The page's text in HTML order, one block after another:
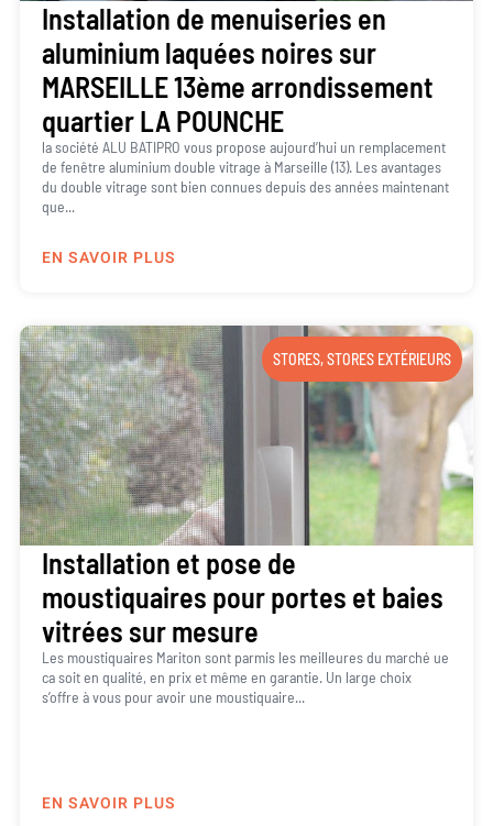
Installation de menuiseries en
aluminium laquées noires sur
MARSEILLE 13ème arrondissement
quartier LA POUNCHE
la société ALU BATIPRO vous propose aujourd’hui un remplacement
de fenêtre aluminium double vitrage à Marseille (13). Les avantages
du double vitrage sont bien connues depuis des années maintenant
que...
EN SAVOIR PLUS
STORES,STORES EXTÉRIEURS
Installation et pose de
moustiquaires pour portes et baies
vitrées sur mesure
Les moustiquaires Mariton sont parmis les meilleures du marché ue
ca soit en qualité, en prix et même en garantie. Un large choix
s’offre à vous pour avoir une moustiquaire...
EN SAVOIR PLUS